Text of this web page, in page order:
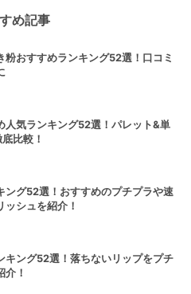
め記事
粉おすすめランキング52選！口コミ
人気ランキング52選！パレット&単
比較！
ング52選！おすすめのプチプラや速
シュを紹介！
キング52選！落ちないリップをプチ
介！